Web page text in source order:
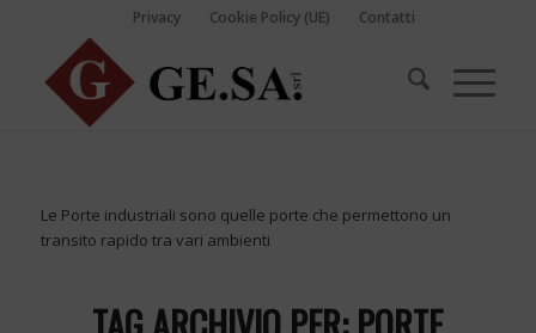
Privacy Cookie Policy (UE) Contatti
Le Porte industriali sono quelle porte che permettono un
transito rapido tra vari ambienti